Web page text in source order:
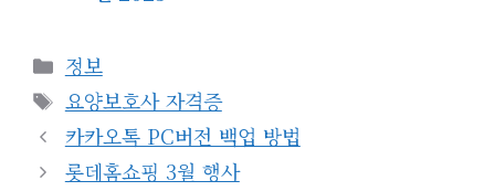
카
테
고
리
정보
태
그
요양보호사 자격증
카카오톡 PC버전 백업 방법
롯데홈쇼핑 3월 행사